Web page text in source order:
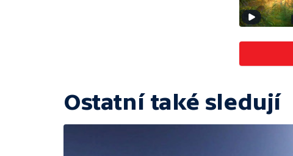
Ostatní také sledují